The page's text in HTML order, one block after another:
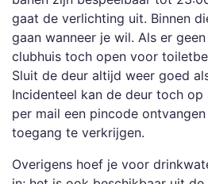
gaat de verlichting uit. Binnen
gaan wanneer je wil. Als er
clubhuis toch open voor
Sluit de deur altijd weer goed
Incidenteel kan de deur toch
per mail een pincode
toegang te verkrijgen.
Overigens hoef je voor